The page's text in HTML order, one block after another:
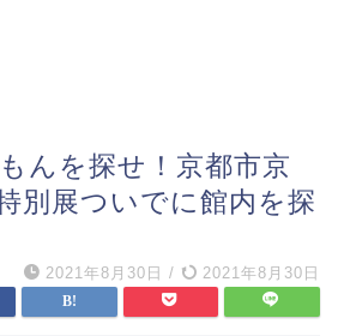
んを探せ！京都市京
別展ついでに館内を探
2021年8月30日 / 2021年8月30日